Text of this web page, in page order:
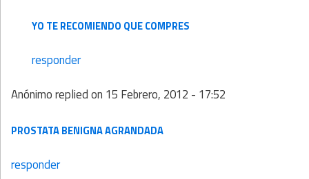
YO TE RECOMIENDO QUE COMPRES
responder
Anónimoreplied on 15 Febrero, 2012 - 17:52
PROSTATA BENIGNA AGRANDADA
responder